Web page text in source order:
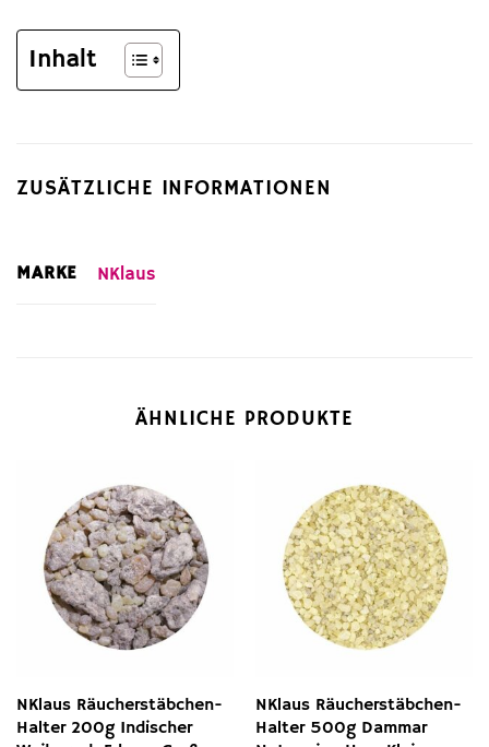
Inhalt
ZUSÄTZLICHE INFORMATIONEN
MARKE NKlaus
ÄHNLICHE PRODUKTE
NKlaus Räucherstäbchen-
Halter 200g Indischer
NKlaus Räucherstäbchen-
Halter 500g Dammar